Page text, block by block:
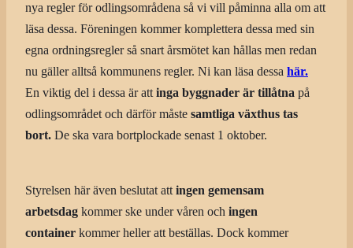
nya regler för odlingsområdena så vi vill påminna alla om att
läsa dessa. Föreningen kommer komplettera dessa med sin
egna ordningsregler så snart årsmötet kan hållas men redan
nu gäller alltså kommunens regler. Ni kan läsa dessa här.
En viktig del i dessa är att inga byggnader är tillåtna på
odlingsområdet och därför måste samtliga växthus tas
bort. De ska vara bortplockade senast 1 oktober.
Styrelsen här även beslutat att ingen gemensam
arbetsdag kommer ske under våren och ingen
container kommer heller att beställas. Dock kommer